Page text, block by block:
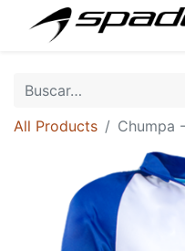
All Products Chumpa